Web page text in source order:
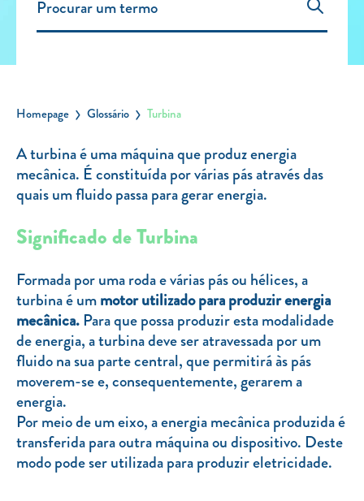
Carregar Fora de Casa
Leituras
Sobre nós
Contactos
FAQ
Blog
Mais informações
SERVIÇOS
ROTULAGEM
JUNTE-SE A NÓS
TARIFA SOCIAL
APP MOBILE
CONTADORES ELÉTRICOS
Homepage Glossário Turbina
A turbina é uma máquina que produz energia
mecânica. É constituída por várias pás através das
quais um fluido passa para gerar energia.
Significado de Turbina
Formada por uma roda e várias pás ou hélices, a
turbina é ummotor utilizado para produzir energia
mecânica. Para que possa produzir esta modalidade
de energia, a turbina deve ser atravessada por um
fluido na sua parte central, que permitirá às pás
moverem-se e, consequentemente, gerarem a
energia.
Por meio de um eixo, a energia mecânica produzida é
transferida para outra máquina ou dispositivo. Deste
modo pode ser utilizada para produzir eletricidade.